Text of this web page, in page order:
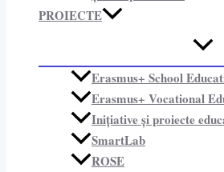
PROIECTE​
Erasmus+ School
Erasmus+ Vocational
Inițiative și proiecte
SmartLab
ROSE